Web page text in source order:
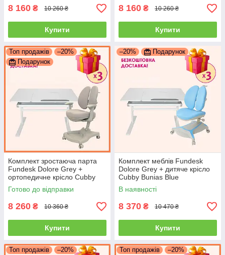
8 160 ₴ 10 260 ₴
Купити
8 160 ₴ 10 260 ₴
Купити
Топ продажів
–20%
Подарунок
Комплект зростаюча парта
Fundesk Dolore Grey +
ортопедичне крісло Cubby
Vetro Grey для школяра
Готово до відправки
8 260 ₴ 10 360 ₴
Купити
–20% Подарунок
Комплект меблів Fundesk
Dolore Grey + дитяче крісло
Cubby Bunias Blue
В наявності
8 370 ₴ 10 470 ₴
Купити
Топ продажів
–20%
Топ продажів
–20%